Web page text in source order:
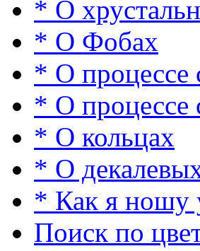
* О
* О Фобах
* О процессе
* О процессе
* О кольцах
* О
* Как я ношу
Поиск по